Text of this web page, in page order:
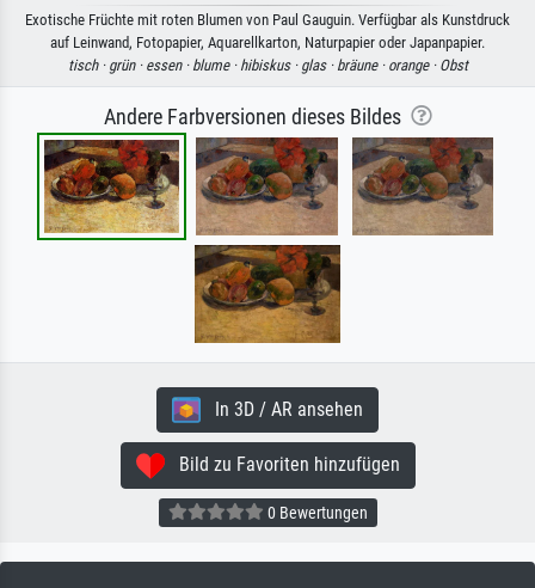
Exotische Früchte mit roten Blumen von Paul Gauguin. Verfügbar als Kunstdruck
auf Leinwand, Fotopapier, Aquarellkarton, Naturpapier oder Japanpapier.
tisch · grün · essen · blume · hibiskus · glas · bräune · orange · Obst
Andere Farbversionen dieses Bildes
In 3D / AR ansehen
Bild zu Favoriten hinzufügen
0 Bewertungen